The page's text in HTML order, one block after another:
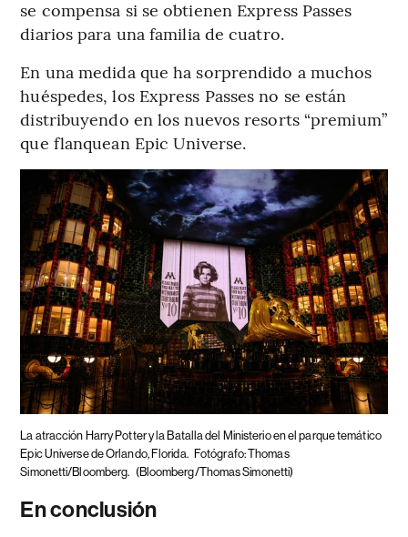
se compensa si se obtienen Express Passes
diarios para una familia de cuatro.
En una medida que ha sorprendido a muchos
huéspedes, los Express Passes no se están
distribuyendo en los nuevos resorts “premium”
que flanquean Epic Universe.
La atracción Harry Potter y la Batalla del Ministerio en el parque temático
Epic Universe de Orlando, Florida. Fotógrafo: Thomas
Simonetti/Bloomberg. (Bloomberg/Thomas Simonetti)
En conclusión